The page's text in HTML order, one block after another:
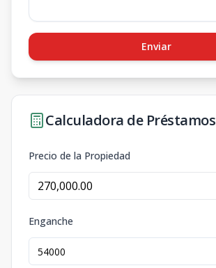
Enviar
Calculadora de Préstamos
Precio de la Propiedad
Enganche